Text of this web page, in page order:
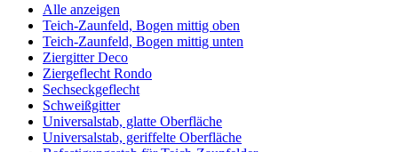
Alle anzeigen
Teich-Zaunfeld, Bogen mittig oben
Teich-Zaunfeld, Bogen mittig unten
Ziergitter Deco
Ziergeflecht Rondo
Sechseckgeflecht
Schweißgitter
Universalstab, glatte Oberfläche
Universalstab, geriffelte Oberfläche